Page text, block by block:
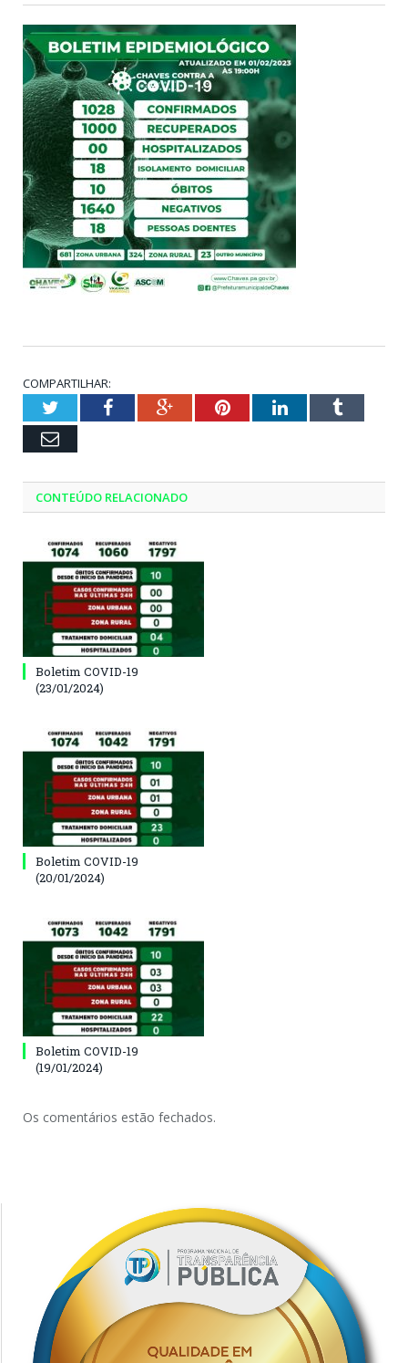
COMPARTILHAR:
TwitterFacebookGoogle+PinterestLinkedInTumblr
Email
CONTEÚDO RELACIONADO
Boletim COVID-19
(23/01/2024)
Boletim COVID-19
(20/01/2024)
Boletim COVID-19
(19/01/2024)
Os comentários estão fechados.